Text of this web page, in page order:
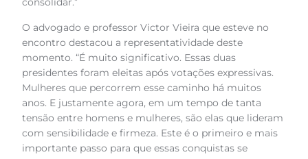
O advogado e professor Victor Vieira que esteve no
encontro destacou a representatividade deste
momento. “É muito significativo. Essas duas
presidentes foram eleitas após votações expressivas.
Mulheres que percorrem esse caminho há muitos
anos. E justamente agora, em um tempo de tanta
tensão entre homens e mulheres, são elas que lideram
com sensibilidade e firmeza. Este é o primeiro e mais
importante passo para que essas conquistas se